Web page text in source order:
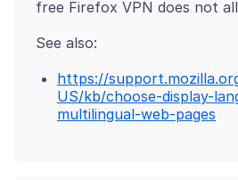
https://
US/kb/choose-display-
multilingual-web-pages